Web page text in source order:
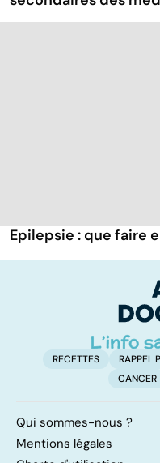
Epilepsie : que faire
RECETTES RAPPEL
CANCER
Qui sommes-nous ?
Mentions légales